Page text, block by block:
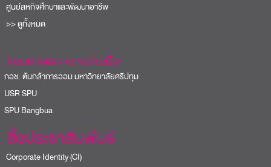
ศูนย์สหกิจศึกษาและพัฒนาอาชีพ
>> ดูทั้งหมด
โครงการและความร่วมมือ
ช. ต้นกล้าการออม มหาวิทยาลัยศรีปทุม
SPU
Bangbua
สื่อประชาสัมพันธ์
Corporate Identity (CI)